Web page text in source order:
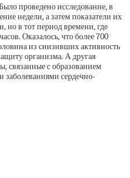
проведено исследование, в
недели, а затем показатели их
но в тот период времени, где
Оказалось, что более 700
из снизивших активность
организма. А другая
с образованием
заболеваниями сердечно-